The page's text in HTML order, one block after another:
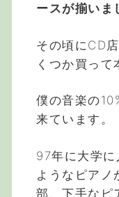
ースが揃いま
その頃にCD
くつか買って
僕の音楽の
来ています。
97年に大学
ようなピアノ
部、下手なピ